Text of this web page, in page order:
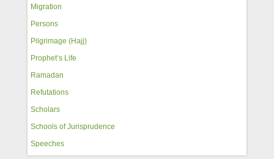
Migration
Persons
Pilgrimage (Hajj)
Prophet’s Life
Ramadan
Refutations
Scholars
Schools of Jurisprudence
Speeches